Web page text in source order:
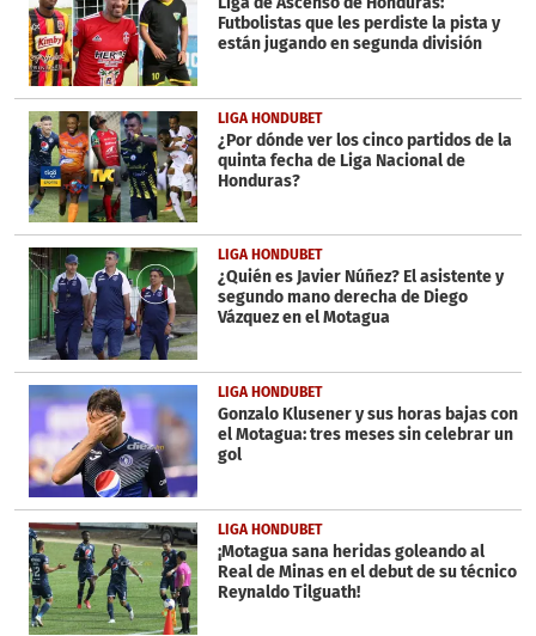
Futbolistas que les perdiste la pista y
están jugando en segunda división
LIGA HONDUBET
¿Por dónde ver los cinco partidos de la
quinta fecha de Liga Nacional de
Honduras?
LIGA HONDUBET
¿Quién es Javier Núñez? El asistente y
segundo mano derecha de Diego
Vázquez en el Motagua
LIGA HONDUBET
Gonzalo Klusener y sus horas bajas con
el Motagua: tres meses sin celebrar un
gol
LIGA HONDUBET
¡Motagua sana heridas goleando al
Real de Minas en el debut de su técnico
Reynaldo Tilguath!